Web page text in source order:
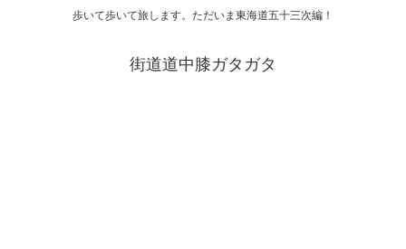
歩いて歩いて旅します。ただいま東海道五十三次編！
街道道中膝ガタガタ